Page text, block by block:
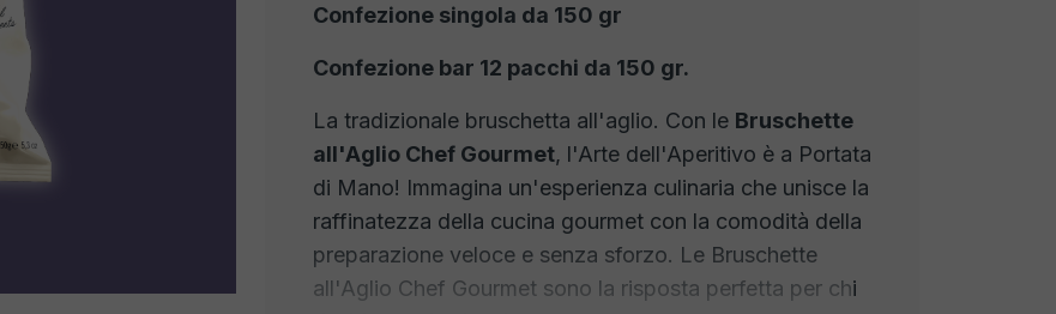
Confezione singola da 150 gr
Confezione bar 12 pacchi da 150 gr.
La tradizionale bruschetta all'aglio. Con le Bruschette
all'Aglio Chef Gourmet, l'Arte dell'Aperitivo è a Portata
di Mano! Immagina un'esperienza culinaria che unisce la
raffinatezza della cucina gourmet con la comodità della
preparazione veloce e senza sforzo. Le Bruschette
all'Aglio Chef Gourmet sono la risposta perfetta per chi